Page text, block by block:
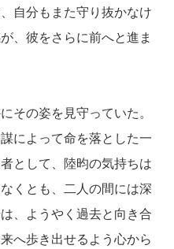
自分もまた守り抜かなけ
、彼をさらに前へと進ま
その姿を見守っていた。
によって命を落とした一
として、陸昀の気持ちは
くとも、二人の間には深
、ようやく過去と向き合
へ歩き出せるよう心から